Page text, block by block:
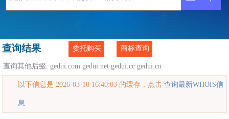
查询结果 委托购买 商标查询
查询其他后缀: gedui.com gedui.net gedui.cc gedui.cn
以下信息是 2026-03-10 16:40:03 的缓存，点击查询最新WHOIS信
息